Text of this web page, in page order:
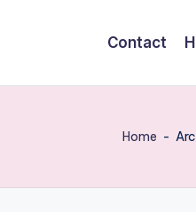
Contact
Home -